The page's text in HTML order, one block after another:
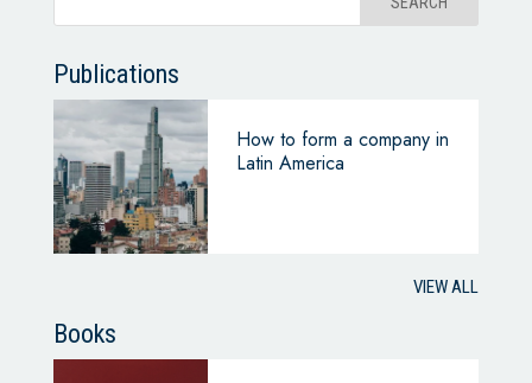
Publications
How to form a company in
Latin America
VIEW ALL
Books